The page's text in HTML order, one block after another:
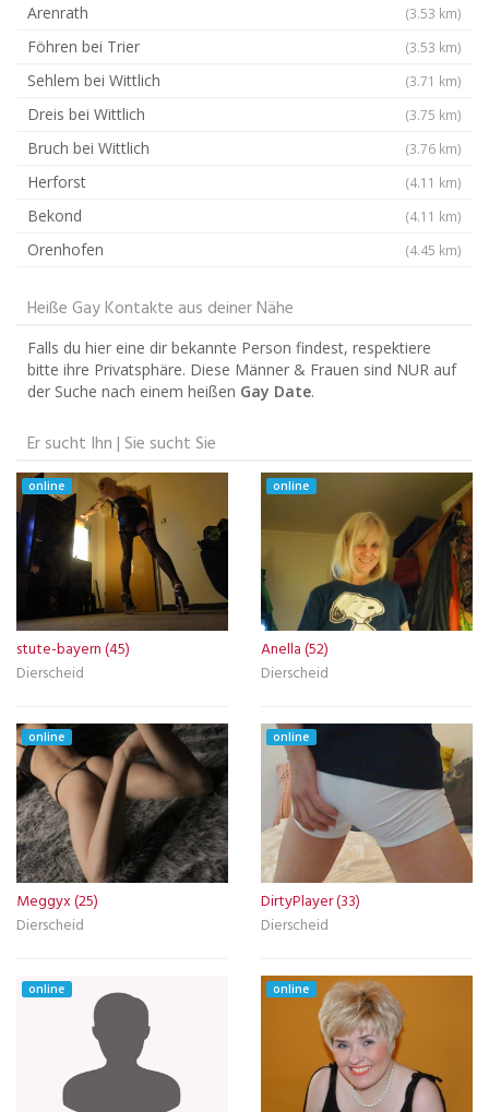
Arenrath (3.53 km)
Föhren bei Trier (3.53 km)
Sehlem bei Wittlich (3.71 km)
Dreis bei Wittlich (3.75 km)
Bruch bei Wittlich (3.76 km)
Herforst (4.11 km)
Bekond (4.11 km)
Orenhofen (4.45 km)
Heiße Gay Kontakte aus deiner Nähe
Falls du hier eine dir bekannte Person findest, respektiere
bitte ihre Privatsphäre. Diese Männer & Frauen sind NUR auf
der Suche nach einem heißen Gay Date.
Er sucht Ihn | Sie sucht Sie
online
stute-bayern (45)
Dierscheid
online
Anella (52)
Dierscheid
online
Meggyx (25)
Dierscheid
online
DirtyPlayer (33)
Dierscheid
online online